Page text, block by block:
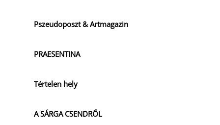
Pszeudoposzt & Artmagazin
PRAESENTINA
Tértelen hely
A SÁRGA CSENDRŐL